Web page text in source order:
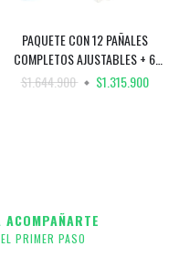
PAQUETE CON 12 PAÑALES
COMPLETOS AJUSTABLES + 6
ABSORBENTES + 4 SUPER
$1.644.900 $1.315.900
PRIMER PASO